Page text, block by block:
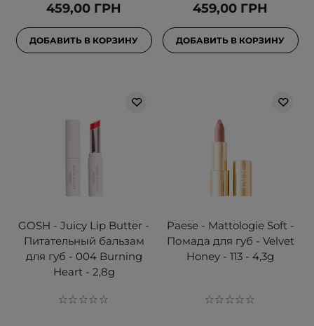
459,00 ГРН
ДОБАВИТЬ В КОРЗИНУ
459,00 ГРН
ДОБАВИТЬ В КОРЗИНУ
GOSH - Juicy Lip Butter -
Питательный бальзам
для губ - 004 Burning
Heart - 2,8g
Paese - Mattologie Soft -
Помада для губ - Velvet
Honey - 113 - 4,3g